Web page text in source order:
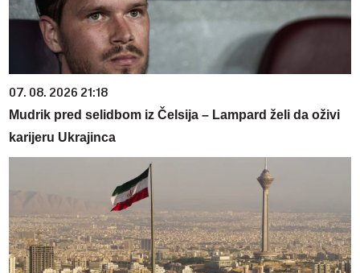
07. 08. 2026 21:18
Mudrik pred selidbom iz Čelsija – Lampard želi da oživi
karijeru Ukrajinca